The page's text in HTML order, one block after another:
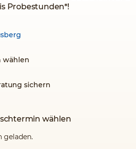
Probestunden*!
wählen
sichern
wählen
geladen.